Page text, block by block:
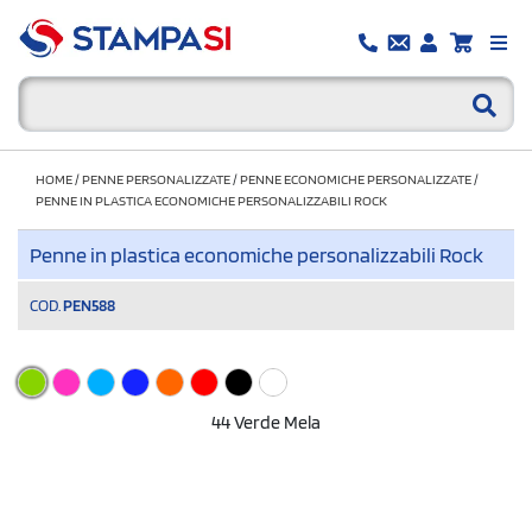
HOME/PENNE PERSONALIZZATE/PENNE ECONOMICHE PERSONALIZZATE/
PENNE IN PLASTICA ECONOMICHE PERSONALIZZABILI ROCK
Penne in plastica economiche personalizzabili Rock
COD. PEN588
44 Verde Mela